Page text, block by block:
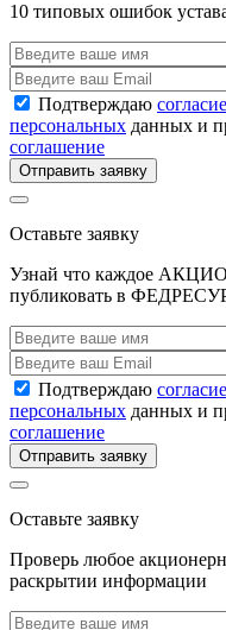
10 типовых ошибок
Подтверждаю
персональных данных и
соглашение
Отправить заявку
Оставьте заявку
Узнай что каждое
публиковать в
Подтверждаю
персональных данных и
соглашение
Отправить заявку
Оставьте заявку
Проверь любое
раскрытии информации